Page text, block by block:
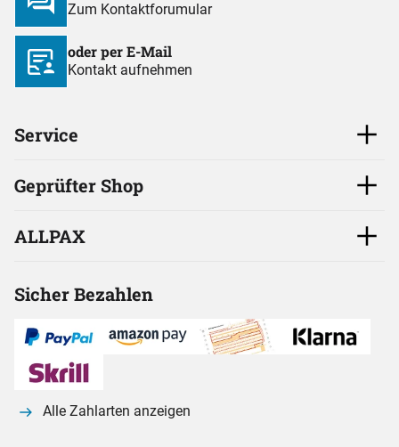
Zum Kontaktforumular
oder per E-Mail
Kontakt aufnehmen
Service
Geprüfter Shop
ALLPAX
Sicher Bezahlen
Alle Zahlarten anzeigen